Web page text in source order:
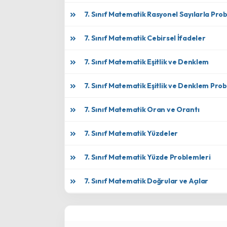
7. Sınıf Matematik Rasyonel Sayılarla
7. Sınıf Matematik Cebirsel İfadeler
7. Sınıf Matematik Eşitlik ve Denklem
7. Sınıf Matematik Eşitlik ve Denklem
7. Sınıf Matematik Oran ve Orantı
7. Sınıf Matematik Yüzdeler
7. Sınıf Matematik Yüzde Problemleri
7. Sınıf Matematik Doğrular ve Açılar